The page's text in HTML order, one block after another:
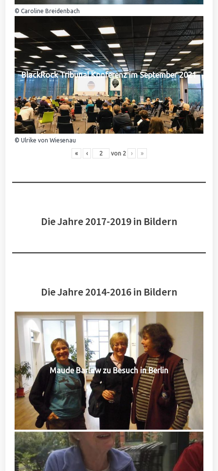
© Caroline Breidenbach
BlackRock Tribunal Konferenz im September 2021
© Ulrike von Wiesenau
« ‹ von 2 › »
Die Jahre 2017-2019 in Bildern
Die Jahre 2014-2016 in Bildern
Maude Barlow zu Besuch in Berlin